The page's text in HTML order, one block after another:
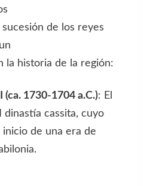
de los reyes
la historia de la región:
(ca. 1730-1704 a.C.): El
cassita, cuyo
de una era de